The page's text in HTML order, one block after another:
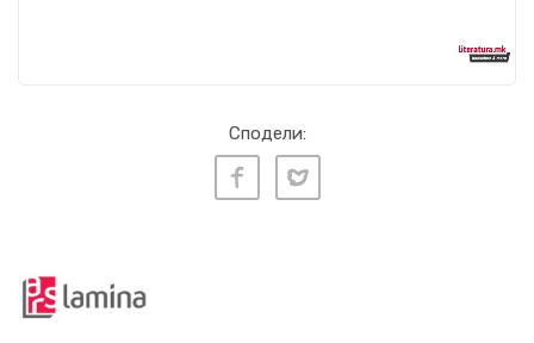
Сподели: